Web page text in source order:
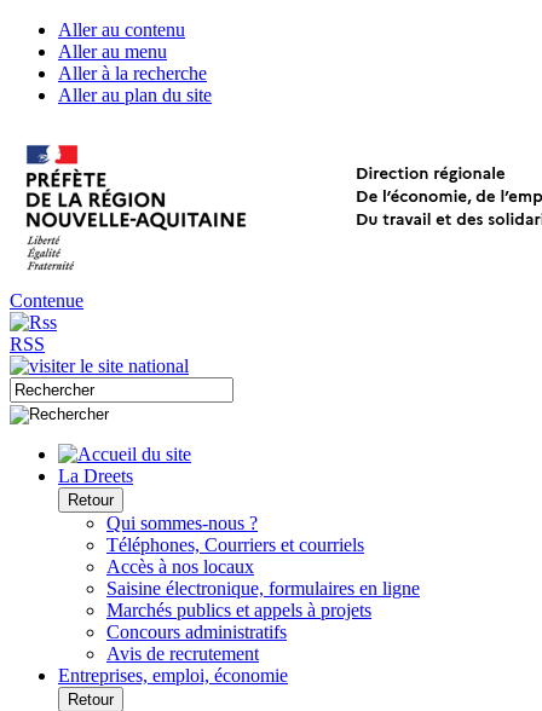
Aller au contenu
Aller au menu
Aller à la recherche
Aller au plan du site
Contenue
RSS
La Dreets
Retour
Qui sommes-nous ?
Téléphones, Courriers et courriels
Accès à nos locaux
Saisine électronique, formulaires en ligne
Marchés publics et appels à projets
Concours administratifs
Avis de recrutement
Entreprises, emploi, économie
Retour